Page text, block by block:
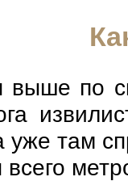
выше по
уже там